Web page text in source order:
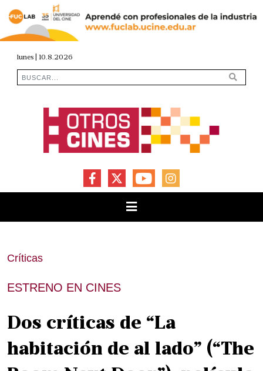
lunes | 10.8.2026
FACEBOOKYOUTUBEINSTAGRAM
Críticas
ESTRENO EN CINES
Dos críticas de “La
habitación de al lado” (“The